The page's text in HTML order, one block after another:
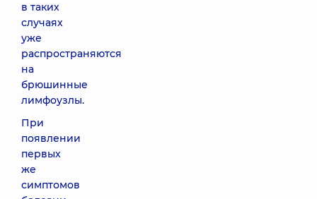
в таких
случаях
уже
распространяются
на
брюшинные
лимфоузлы.
При
появлении
первых
же
симптомов